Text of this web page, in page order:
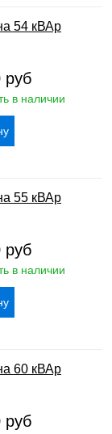
54 кВАр
руб
в наличии
55 кВАр
руб
в наличии
60 кВАр
руб